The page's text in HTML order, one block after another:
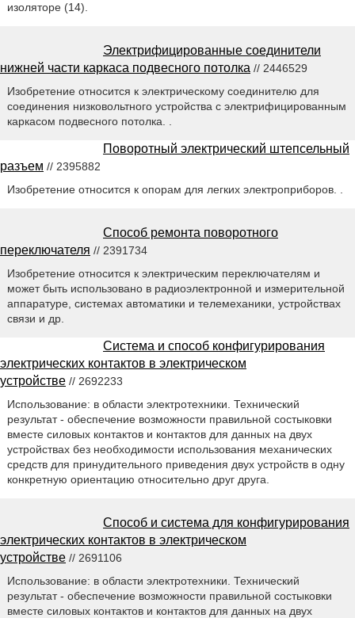
изоляторе (14).
Электрифицированные соединители
нижней части каркаса подвесного потолка // 2446529
Изобретение относится к электрическому соединителю для
соединения низковольтного устройства с электрифицированным
каркасом подвесного потолка. .
Поворотный электрический штепсельный
разъем // 2395882
Изобретение относится к опорам для легких электроприборов. .
Способ ремонта поворотного
переключателя // 2391734
Изобретение относится к электрическим переключателям и
может быть использовано в радиоэлектронной и измерительной
аппаратуре, системах автоматики и телемеханики, устройствах
связи и др.
Система и способ конфигурирования
электрических контактов в электрическом
устройстве // 2692233
Использование: в области электротехники. Технический
результат - обеспечение возможности правильной состыковки
вместе силовых контактов и контактов для данных на двух
устройствах без необходимости использования механических
средств для принудительного приведения двух устройств в одну
конкретную ориентацию относительно друг друга.
Способ и система для конфигурирования
электрических контактов в электрическом
устройстве // 2691106
Использование: в области электротехники. Технический
результат - обеспечение возможности правильной состыковки
вместе силовых контактов и контактов для данных на двух